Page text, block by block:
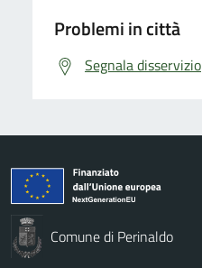
Problemi in città
Segnala disservizio
Comune di Perinaldo